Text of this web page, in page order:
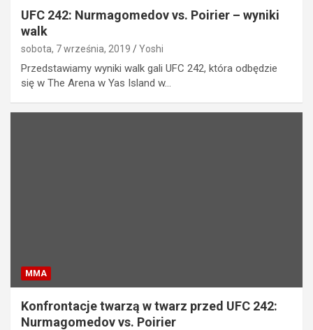
UFC 242: Nurmagomedov vs. Poirier – wyniki
walk
sobota, 7 września, 2019 Yoshi
Przedstawiamy wyniki walk gali UFC 242, która odbędzie
się w The Arena w Yas Island w…
MMA
Konfrontacje twarzą w twarz przed UFC 242:
Nurmagomedov vs. Poirier